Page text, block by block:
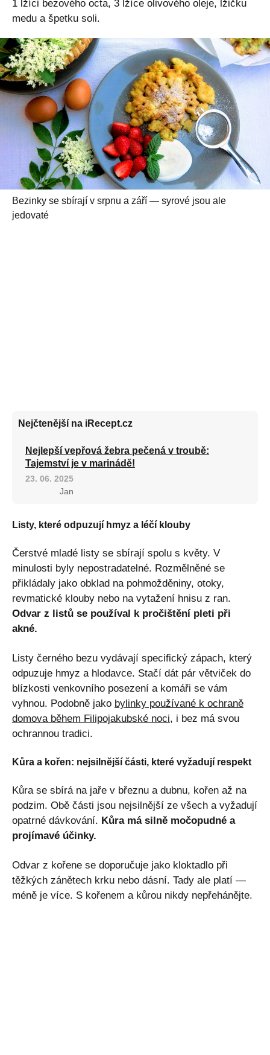
1 lžíci bezového octa, 3 lžíce olivového oleje, lžičku
medu a špetku soli.
Bezinky se sbírají v srpnu a září — syrové jsou ale
jedovaté
Nejčtenější na iRecept.cz
Nejlepší vepřová žebra pečená v troubě:
Tajemství je v marinádě!
23. 06. 2025
Jan
Listy, které odpuzují hmyz a léčí klouby
Čerstvé mladé listy se sbírají spolu s květy. V
minulosti byly nepostradatelné. Rozmělněné se
přikládaly jako obklad na pohmožděniny, otoky,
revmatické klouby nebo na vytažení hnisu z ran.
Odvar z listů se používal k pročištění pleti při
akné.
Listy černého bezu vydávají specifický zápach, který
odpuzuje hmyz a hlodavce. Stačí dát pár větviček do
blízkosti venkovního posezení a komáři se vám
vyhnou. Podobně jako bylinky používané k ochraně
domova během Filipojakubské noci, i bez má svou
ochrannou tradici.
Kůra a kořen: nejsilnější části, které vyžadují respekt
Kůra se sbírá na jaře v březnu a dubnu, kořen až na
podzim. Obě části jsou nejsilnější ze všech a vyžadují
opatrné dávkování. Kůra má silně močopudné a
projímavé účinky.
Odvar z kořene se doporučuje jako kloktadlo při
těžkých zánětech krku nebo dásní. Tady ale platí —
méně je více. S kořenem a kůrou nikdy nepřehánějte.